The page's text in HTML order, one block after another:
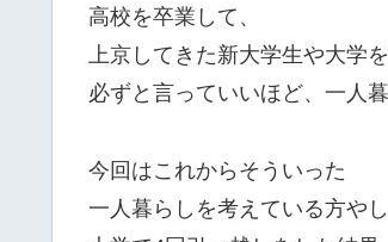
高校を卒業して、
上京してきた新大学生や大学
必ずと言っていいほど、一人
今回はこれからそういった
一人暮らしを考えている方や